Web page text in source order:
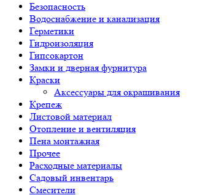
Безопасность
Водоснабжение и канализация
Герметики
Гидроизоляция
Гипсокартон
Замки и дверная фурнитура
Краски
Аксессуары для окрашивания
Крепеж
Листовой материал
Отопление и вентиляция
Пена монтажная
Прочее
Расходные материалы
Садовый инвентарь
Смесители